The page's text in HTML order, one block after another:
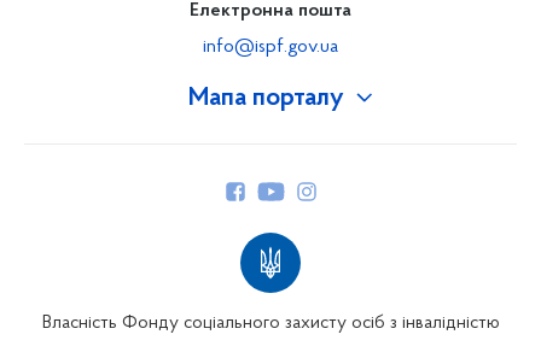
Мапа порталу
Електронна пошта
info@ispf.gov.ua
Власність Фонду соціального захисту осіб з інвалідністю